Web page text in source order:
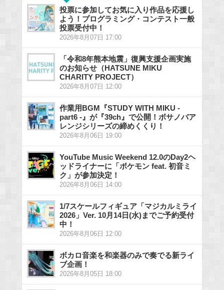
投票に参加してお気に入り作品を応援し
よう！プログラミング・コンテスト一般
投票受付中！
2026年8月07日 17:00
「令和8年熊本地震」復興支援企画実施
のお知らせ（HATSUNE MIKU
CHARITY PROJECT）
2026年8月07日 12:00
作業用BGM『STUDY WITH MIKU -
part6 -』が『39ch』で公開！ボサノバア
レンジシリーズの締めくくり！
2026年8月06日 19:00
YouTube Music Weekend 12.0のDay2ヘ
ッドライナーに「ポケモン feat. 初音ミ
ク」が参加決定！
2026年8月06日 14:00
1/7スケールフィギュア「マジカルミライ
2026」Ver. 10月14日(水)までご予約受付
中！
2026年8月06日 12:00
ボカロ音楽を和楽器のみで奏でる新ライ
ブ企画！
2026年8月05日 18:00